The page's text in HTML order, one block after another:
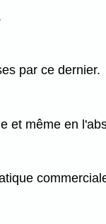
par ce dernier.
et même en